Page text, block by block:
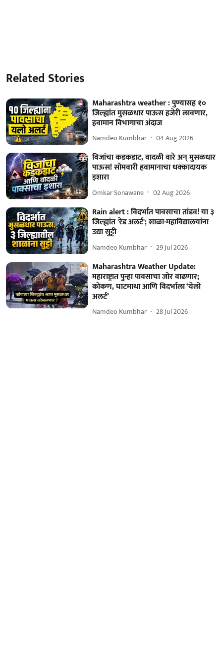
Related Stories
Maharashtra weather : पुण्यासह १०
जिल्ह्यांत मुसळधार पाऊस हजेरी लावणार,
हवामान विभागाचा अंदाज
Namdeo Kumbhar 04 Aug 2026
विजांचा कडकडाट, वादळी वारे अन् मुसळधार
पाऊस! सोमवारी हवामानाचा धक्कादायक
इशारा
Omkar Sonawane 02 Aug 2026
Rain alert : विदर्भात पावसाचा तांडव! या ३
जिल्ह्यांत 'रेड अलर्ट'; शाळा-महाविद्यालयांना
उद्या सुट्टी
Namdeo Kumbhar 29 Jul 2026
Maharashtra Weather Update:
महाराष्ट्रात पुन्हा पावसाचा जोर वाढणार;
कोकण, घाटमाथा आणि विदर्भाला ‘येलो
अलर्ट’
Namdeo Kumbhar 28 Jul 2026